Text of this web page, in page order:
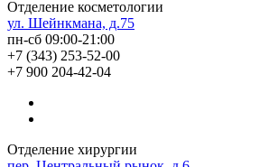
Отделение косметологии
ул. Шейнкмана, д.75
пн-сб 09:00-21:00
+7 (343) 253-52-00
+7 900 204-42-04
Отделение хирургии